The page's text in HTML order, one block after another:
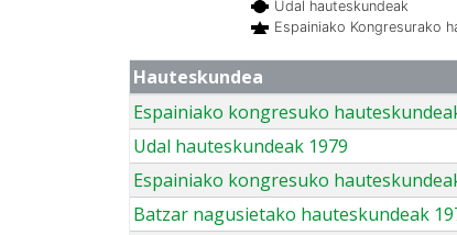
Udal hauteskundeak
Espainiako Kongresurako
Hauteskundea
Espainiako kongresuko
Udal hauteskundeak 1979
Espainiako kongresuko
Batzar nagusietako hauteskundeak